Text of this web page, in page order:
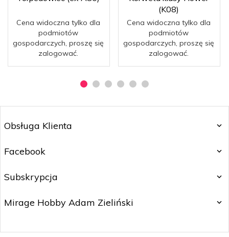
Cena widoczna tylko dla
podmiotów
gospodarczych, proszę się
zalogować.
(K08)
Cena widoczna tylko dla
podmiotów
gospodarczych, proszę się
zalogować.
Obsługa Klienta
Facebook
Subskrypcja
Mirage Hobby Adam Zieliński